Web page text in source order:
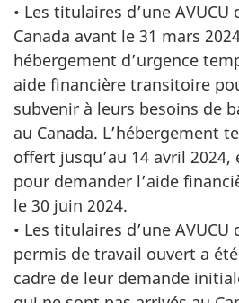
• Les titulaires d’une
Canada avant le 31 mars
hébergement d’urgence
aide financière transitoire
subvenir à leurs besoins de
au Canada. L’hébergement
offert jusqu’au 14 avril
pour demander l’aide
le 30 juin 2024.
• Les titulaires d’une
permis de travail ouvert a
cadre de leur demande